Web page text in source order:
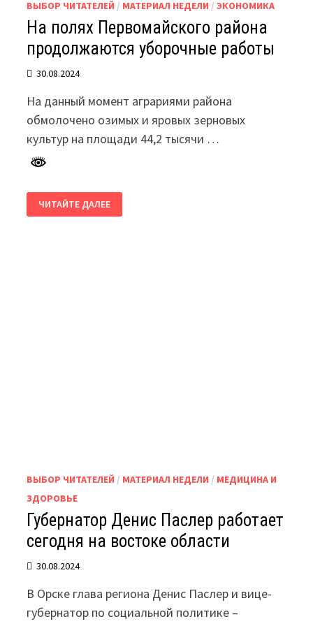
ВЫБОР ЧИТАТЕЛЕЙ / МАТЕРИАЛ НЕДЕЛИ /ЭКОНОМИКА
На полях Первомайского района
продолжаются уборочные работы
30.08.2024
На данный момент аграриями района
обмолочено озимых и яровых зерновых
культур на площади 44,2 тысячи …
НА
ПОЛЯХ
ПЕРВОМАЙСКОГО
ЧИТАЙТЕ ДАЛЕЕ
ВЫБОР ЧИТАТЕЛЕЙ / МАТЕРИАЛ НЕДЕЛИ / МЕДИЦИНА И
ЗДОРОВЬЕ
Губернатор Денис Паслер работает
сегодня на востоке области
30.08.2024
В Орске глава региона Денис Паслер и вице-
губернатор по социальной политике –